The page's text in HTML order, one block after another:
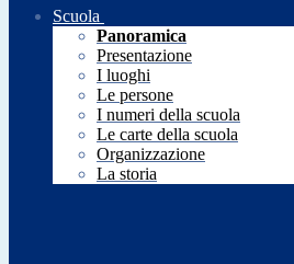
Scuola
Panoramica
Presentazione
I luoghi
Le persone
I numeri della scuola
Le carte della scuola
Organizzazione
La storia